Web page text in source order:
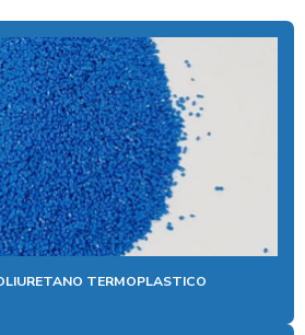
PARA INJEÇÃO
PREÇO
TERMOPLASTICO